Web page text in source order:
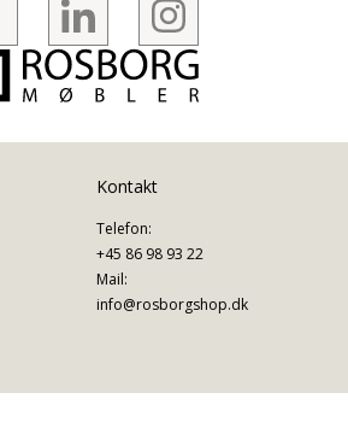
Kontakt
Telefon:
+45 86 98 93 22
Mail:
info@rosborgshop.dk